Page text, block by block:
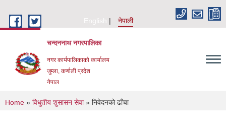
English
नेपाली
चन्दननाथ नगरपालिका
नगर कार्यपालिकाको कार्यालय
जुम्ला, कर्णाली प्रदेश
नेपाल
You are here
Home » विधुतीय शुसासन सेवा» निवेदनको ढाँचा